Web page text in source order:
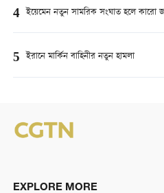
4 ইয়েমেন নতুন সামরিক সংঘাত হলে কারো
5 ইরানে মার্কিন বাহিনীর নতুন হামলা
EXPLORE MORE